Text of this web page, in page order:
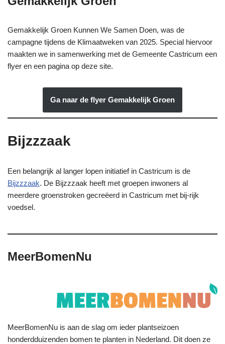
Gemakkelijk Groen Kunnen We Samen Doen, was de
campagne tijdens de Klimaatweken van 2025. Special hiervoor
maakten we in samenwerking met de Gemeente Castricum een
flyer en een pagina op deze site.
Ga naar de flyer Gemakkelijk Groen
Bijzzzaak
Een belangrijk al langer lopen initiatief in Castricum is de
Bijzzzaak. De Bijzzzaak heeft met groepen inwoners al
meerdere groenstroken gecreëerd in Castricum met bij-rijk
voedsel.
MeerBomenNu
MeerBomenNu is aan de slag om ieder plantseizoen
honderdduizenden bomen te planten in Nederland. Dit doen ze